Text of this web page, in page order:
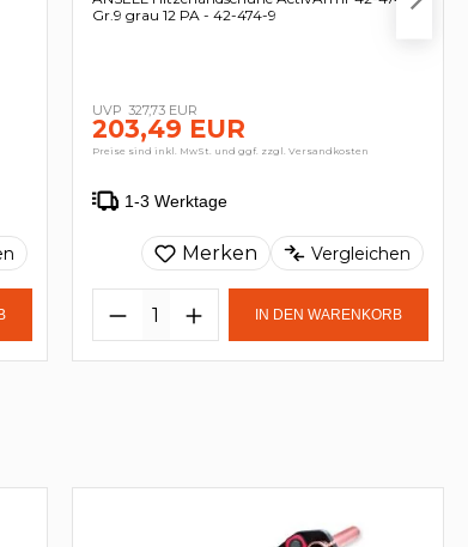
Gr.9 grau 12 PA - 42-474-9
327,73 EUR
203,49 EUR
Preise sind inkl. MwSt. und ggf. zzgl. Versandkosten
1-3 Werktage
Merken Vergleichen
IN DEN WARENKORB